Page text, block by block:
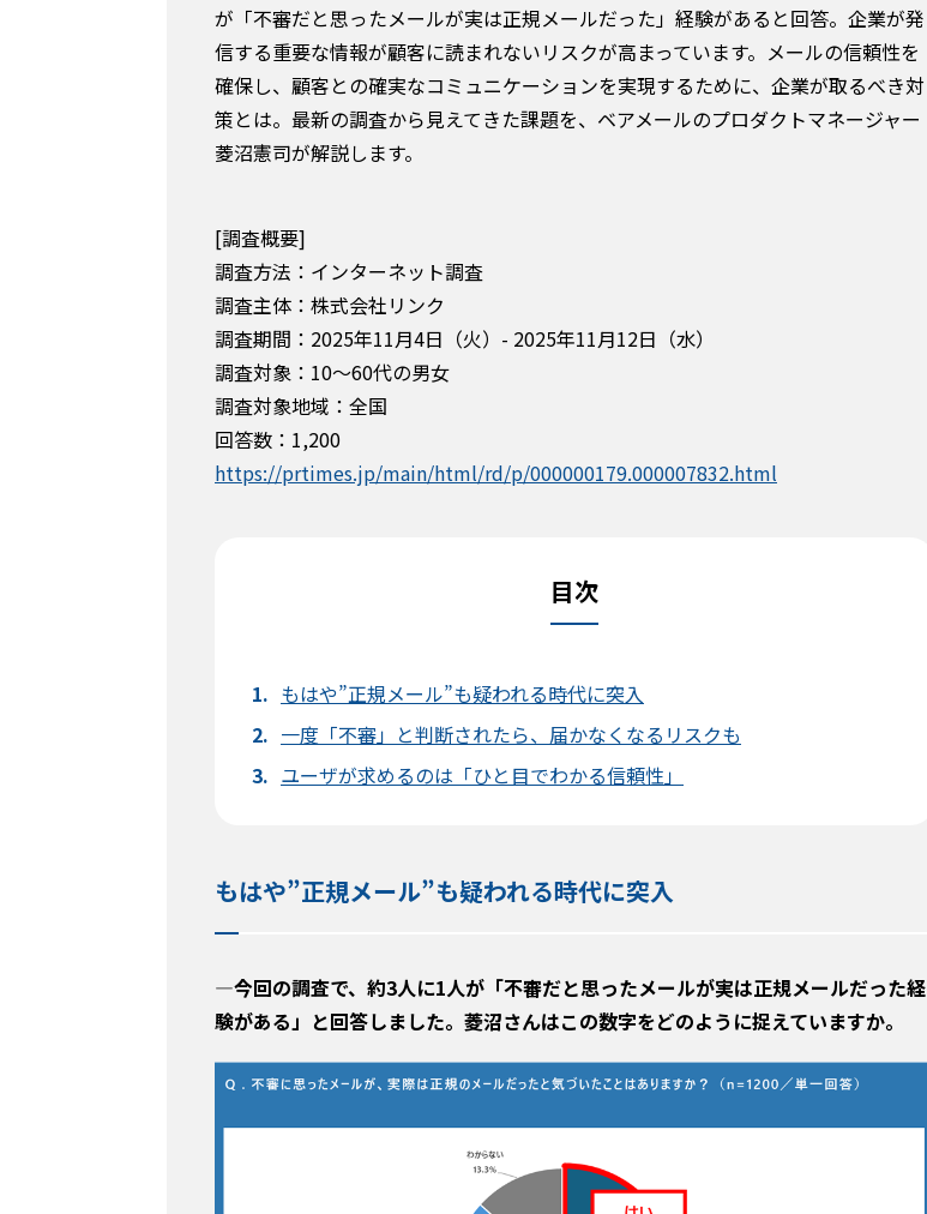
が「不審だと思ったメールが実は正規メールだった」経験があると回答。企業が発
信する重要な情報が顧客に読まれないリスクが高まっています。メールの信頼性を
確保し、顧客との確実なコミュニケーションを実現するために、企業が取るべき対
策とは。最新の調査から見えてきた課題を、ベアメールのプロダクトマネージャー
菱沼憲司が解説します。
[調査概要]
調査方法：インターネット調査
調査主体：株式会社リンク
調査期間：2025年11月4日（火）- 2025年11月12日（水）
調査対象：10～60代の男女
調査対象地域：全国
回答数：1,200
https://prtimes.jp/main/html/rd/p/000000179.000007832.html
目次
もはや”正規メール”も疑われる時代に突入
一度「不審」と判断されたら、届かなくなるリスクも
ユーザが求めるのは「ひと目でわかる信頼性」
もはや”正規メール”も疑われる時代に突入
―今回の調査で、約3人に1人が「不審だと思ったメールが実は正規メールだった経
験がある」と回答しました。菱沼さんはこの数字をどのように捉えていますか。